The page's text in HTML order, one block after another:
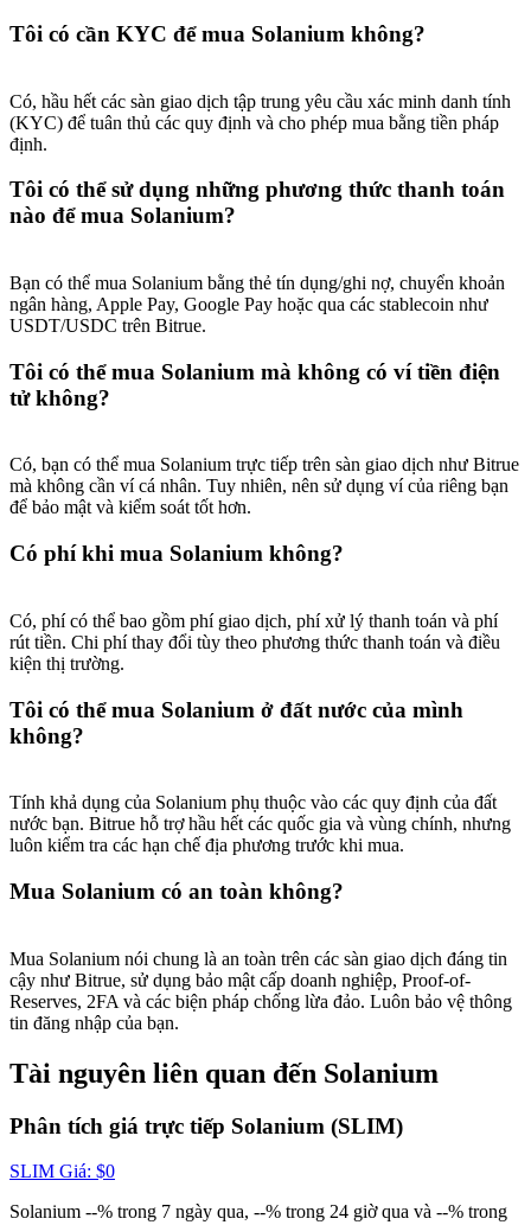
BTC Welcome Rewards
Deposit CASHCAT & Win
Share 500000 CASHCAT prize pool
Exclusive for BitMart Users
Register & Trade to Win 500,000 USDT
Precious Metals Trading Carnival
USDT New User Exclusive 10% APR
USDT Flexible Staking | Daily Rewards
BTC New User Exclusive: 6.5% APR
BTC Flexible Staking | Daily Rewards
Thêm sự kiện
Nhận giải thưởng và phần thưởng độc quyền
Trung tâm phần thưởng
Tôi có cần KYC để mua Solanium không?
Có, hầu hết các sàn giao dịch tập trung yêu cầu xác minh danh tính
(KYC) để tuân thủ các quy định và cho phép mua bằng tiền pháp
định.
Tôi có thể sử dụng những phương thức thanh toán
nào để mua Solanium?
Bạn có thể mua Solanium bằng thẻ tín dụng/ghi nợ, chuyển khoản
ngân hàng, Apple Pay, Google Pay hoặc qua các stablecoin như
USDT/USDC trên Bitrue.
Tôi có thể mua Solanium mà không có ví tiền điện
tử không?
Có, bạn có thể mua Solanium trực tiếp trên sàn giao dịch như Bitrue
mà không cần ví cá nhân. Tuy nhiên, nên sử dụng ví của riêng bạn
để bảo mật và kiểm soát tốt hơn.
Có phí khi mua Solanium không?
Có, phí có thể bao gồm phí giao dịch, phí xử lý thanh toán và phí
rút tiền. Chi phí thay đổi tùy theo phương thức thanh toán và điều
kiện thị trường.
Tôi có thể mua Solanium ở đất nước của mình
không?
Tính khả dụng của Solanium phụ thuộc vào các quy định của đất
nước bạn. Bitrue hỗ trợ hầu hết các quốc gia và vùng chính, nhưng
luôn kiểm tra các hạn chế địa phương trước khi mua.
Mua Solanium có an toàn không?
Mua Solanium nói chung là an toàn trên các sàn giao dịch đáng tin
cậy như Bitrue, sử dụng bảo mật cấp doanh nghiệp, Proof-of-
Reserves, 2FA và các biện pháp chống lừa đảo. Luôn bảo vệ thông
tin đăng nhập của bạn.
Tài nguyên liên quan đến Solanium
Phân tích giá trực tiếp Solanium (SLIM)
SLIM Giá: $0
Solanium --% trong 7 ngày qua, --% trong 24 giờ qua và --% trong